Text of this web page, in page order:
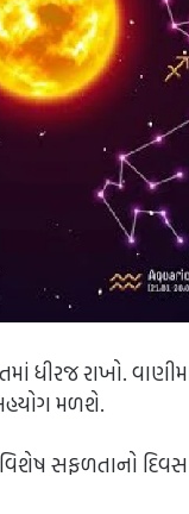
ધીરજ રાખો.
મળશે.
સફળતાનો